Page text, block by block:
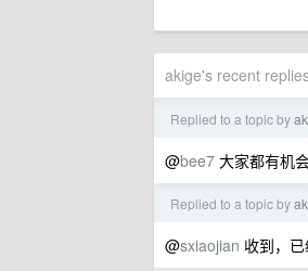
akige's recent
Replied to a topic by
@bee7 大家都有机
Replied to a topic by
@sxiaojian 收到，